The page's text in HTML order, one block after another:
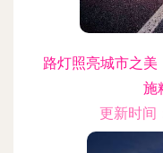
路灯照亮城市之
施
更新时间